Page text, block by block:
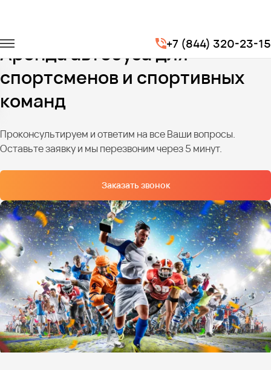
+7 (844) 320-23-15
Трансфер для спортсменов
Аренда автобуса для
спортсменов и спортивных
команд
Проконсультируем и ответим на все Ваши вопросы.
Оставьте заявку и мы перезвоним через 5 минут.
Заказать звонок